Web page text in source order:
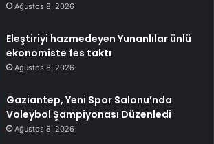
Ağustos 8, 2026
Eleştiriyi hazmedeyen Yunanlılar ünlü
ekonomiste fes taktı
Ağustos 8, 2026
Gaziantep, Yeni Spor Salonu’nda
Voleybol Şampiyonası Düzenledi
Ağustos 8, 2026